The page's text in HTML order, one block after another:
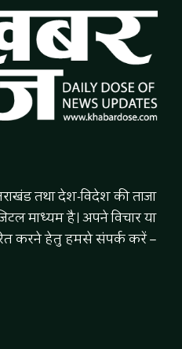
तथा देश-विदेश की ताजा
माध्यम है। अपने विचार या
करने हेतु हमसे संपर्क करें –